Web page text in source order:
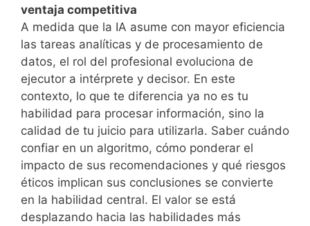
ventaja competitiva
A medida que la IA asume con mayor eficiencia
las tareas analíticas y de procesamiento de
datos, el rol del profesional evoluciona de
ejecutor a intérprete y decisor. En este
contexto, lo que te diferencia ya no es tu
habilidad para procesar información, sino la
calidad de tu juicio para utilizarla. Saber cuándo
confiar en un algoritmo, cómo ponderar el
impacto de sus recomendaciones y qué riesgos
éticos implican sus conclusiones se convierte
en la habilidad central. El valor se está
desplazando hacia las habilidades más